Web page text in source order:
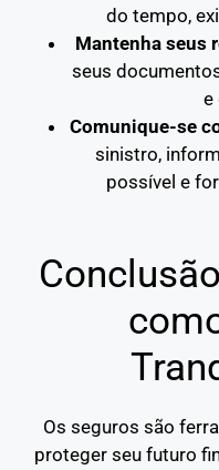
do tempo,
Mantenha seus
seus
e
Comunique-se
sinistro,
possível e
Os seguros são
proteger seu futuro